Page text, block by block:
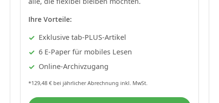
Ihre Vorteile:
Exklusive tab-PLUS-Artikel
6 E-Paper für mobiles Lesen
Online-Archivzugang
*129,48 € bei jährlicher Abrechnung inkl. MwSt.